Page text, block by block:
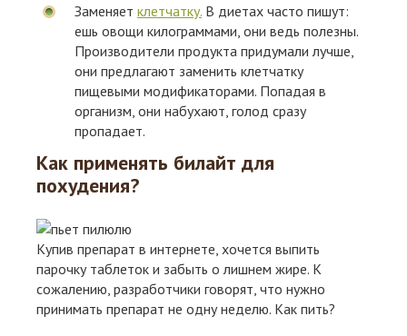
Заменяет клетчатку. В диетах часто пишут:
ешь овощи килограммами, они ведь полезны.
Производители продукта придумали лучше,
они предлагают заменить клетчатку
пищевыми модификаторами. Попадая в
организм, они набухают, голод сразу
пропадает.
Как применять билайт для
похудения?
Купив препарат в интернете, хочется выпить
парочку таблеток и забыть о лишнем жире. К
сожалению, разработчики говорят, что нужно
принимать препарат не одну неделю. Как пить?